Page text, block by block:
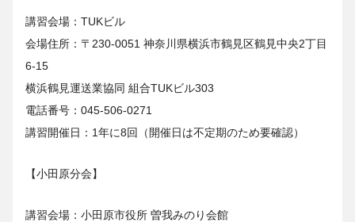
講習会場：TUKビル
会場住所：〒230-0051 神奈川県横浜市鶴見区鶴見中央2丁目
6-15
横浜鶴見運送業協同 組合TUKビル303
電話番号：045-506-0271
講習開催日：1年に8回（開催日は不定期のため要確認）
【小田原分会】
講習会場：小田原市役所 曽我みのり会館